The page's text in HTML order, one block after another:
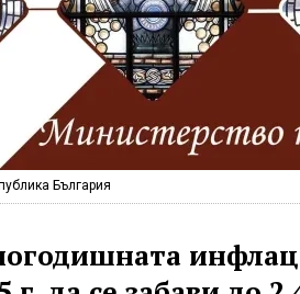
България